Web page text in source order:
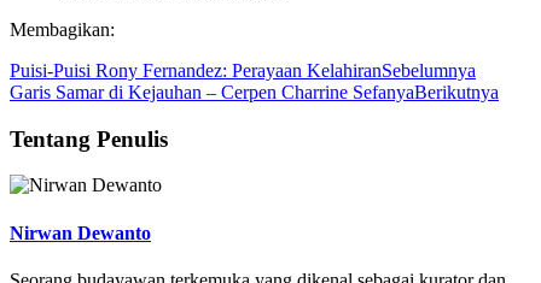
Membagikan:
Puisi-Puisi Rony Fernandez: Perayaan KelahiranSebelumnya
Garis Samar di Kejauhan – Cerpen Charrine SefanyaBerikutnya
Tentang Penulis
Nirwan Dewanto